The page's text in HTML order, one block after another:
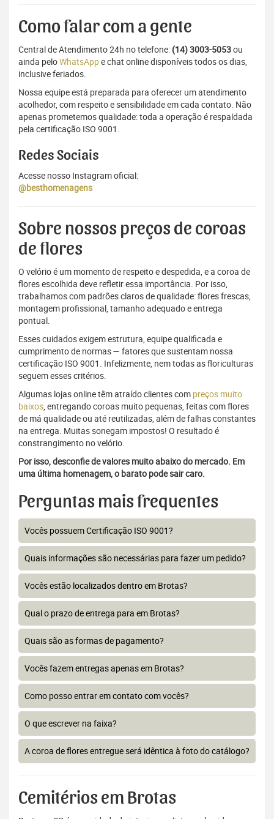
Como falar com a gente
Central de Atendimento 24h no telefone: (14) 3003-5053ou
ainda peloWhatsAppe chat online disponíveis todos os dias,
inclusive feriados.
Nossa equipe está preparada para oferecer um atendimento
acolhedor, com respeito e sensibilidade em cada contato. Não
apenas prometemos qualidade: toda a operação é respaldada
pela certificação ISO 9001.
Redes Sociais
Acesse nosso Instagram oficial:
@besthomenagens
Sobre nossos preços de coroas
de flores
O velório é um momento de respeito e despedida, e a coroa de
flores escolhida deve refletir essa importância. Por isso,
trabalhamos com padrões claros de qualidade: flores frescas,
montagem profissional, tamanho adequado e entrega
pontual.
Esses cuidados exigem estrutura, equipe qualificada e
cumprimento de normas — fatores que sustentam nossa
certificação ISO 9001. Infelizmente, nem todas as floriculturas
seguem esses critérios.
Algumas lojas online têm atraído clientes com preços muito
baixos, entregando coroas muito pequenas, feitas com flores
de má qualidade ou até reutilizadas, além de falhas constantes
na entrega. Muitas sonegam impostos! O resultado é
constrangimento no velório.
Por isso, desconfie de valores muito abaixo do mercado. Em
uma última homenagem, o barato pode sair caro.
Perguntas mais frequentes
Vocês possuem Certificação ISO 9001?
Quais informações são necessárias para fazer um pedido?
Vocês estão localizados dentro em Brotas?
Qual o prazo de entrega para em Brotas?
Quais são as formas de pagamento?
Vocês fazem entregas apenas em Brotas?
Como posso entrar em contato com vocês?
O que escrever na faixa?
A coroa de flores entregue será idêntica à foto do catálogo?
Cemitérios em Brotas